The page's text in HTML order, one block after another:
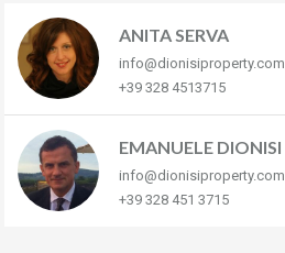
ANITA SERVA
info@dionisiproperty.com
+39 328 4513715
EMANUELE DIONISI
info@dionisiproperty.com
+39 328 451 3715